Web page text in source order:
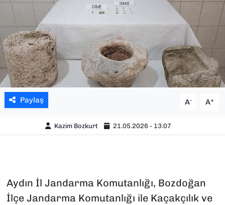
Paylaş A- A+
Kazim Bozkurt 21.05.2026 - 13:07
Aydın İl Jandarma Komutanlığı, Bozdoğan
İlçe Jandarma Komutanlığı ile Kaçakçılık ve
YEREL YÖNETİMLER